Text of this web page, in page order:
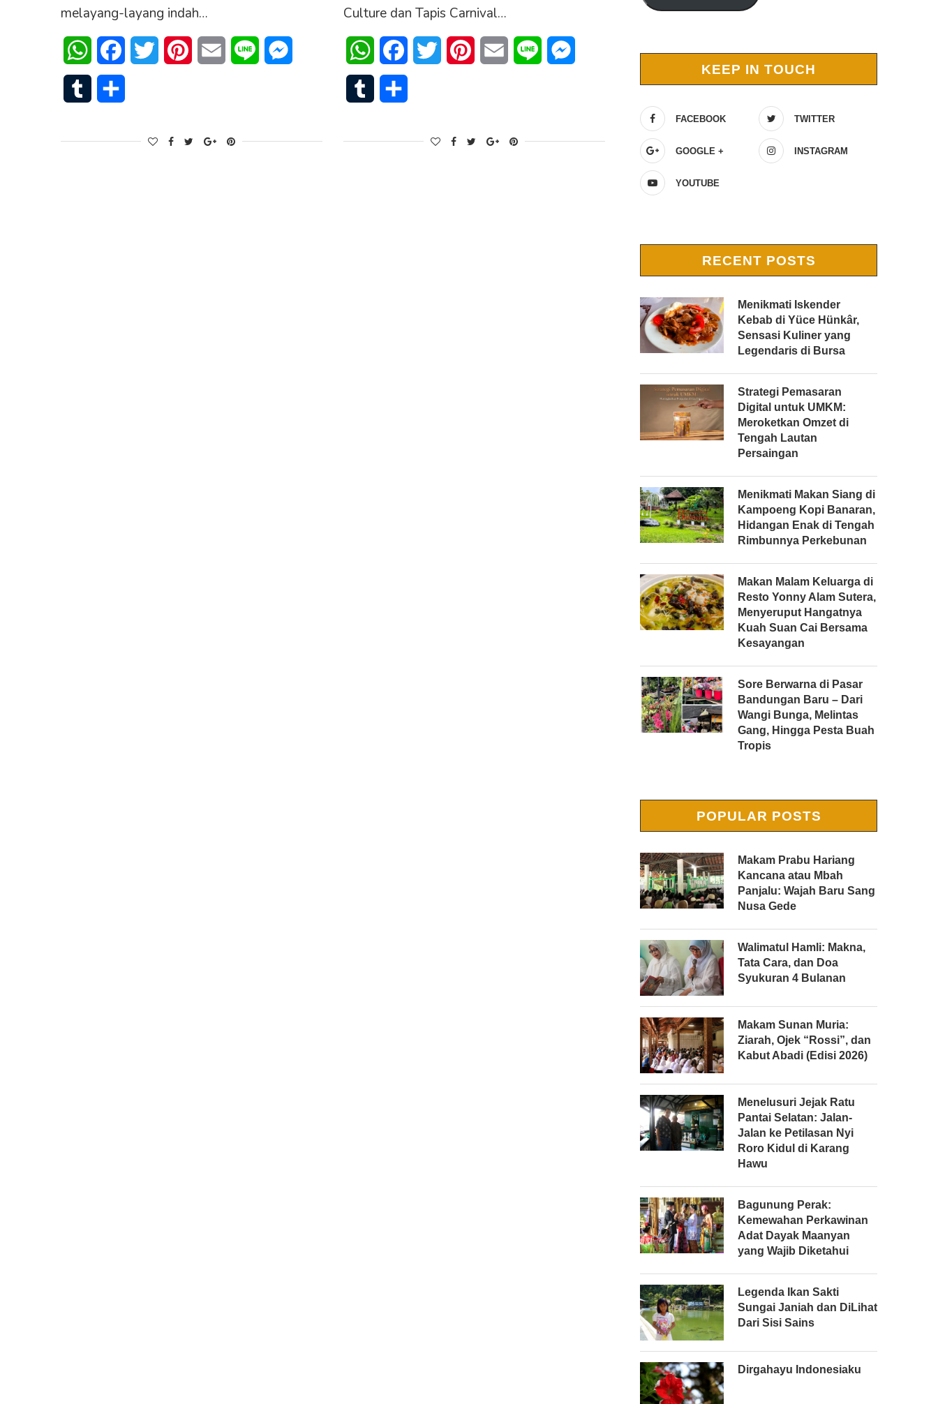
melayang-layang indah…
WhatsAppFacebookTwitter PinterestEmail Line
Tumblr
Culture dan Tapis Carnival…
WhatsAppFacebookTwitter PinterestEmail Line
Tumblr
KEEP IN TOUCH
FACEBOOK TWITTER
GOOGLE + INSTAGRAM
YOUTUBE
RECENT POSTS
Menikmati Iskender
Kebab di Yüce Hünkâr,
Sensasi Kuliner yang
Legendaris di Bursa
Strategi Pemasaran
Digital untuk UMKM:
Meroketkan Omzet di
Tengah Lautan
Persaingan
Menikmati Makan Siang di
Kampoeng Kopi Banaran,
Hidangan Enak di Tengah
Rimbunnya Perkebunan
Makan Malam Keluarga di
Resto Yonny Alam Sutera,
Menyeruput Hangatnya
Kuah Suan Cai Bersama
Kesayangan
Sore Berwarna di Pasar
Bandungan Baru – Dari
Wangi Bunga, Melintas
Gang, Hingga Pesta Buah
Tropis
POPULAR POSTS
Makam Prabu Hariang
Kancana atau Mbah
Panjalu: Wajah Baru Sang
Nusa Gede
Walimatul Hamli: Makna,
Tata Cara, dan Doa
Syukuran 4 Bulanan
Makam Sunan Muria:
Ziarah, Ojek “Rossi”, dan
Kabut Abadi (Edisi 2026)
Menelusuri Jejak Ratu
Pantai Selatan: Jalan-
Jalan ke Petilasan Nyi
Roro Kidul di Karang
Hawu
Bagunung Perak:
Kemewahan Perkawinan
Adat Dayak Maanyan
yang Wajib Diketahui
Legenda Ikan Sakti
Sungai Janiah dan DiLihat
Dari Sisi Sains
Dirgahayu Indonesiaku